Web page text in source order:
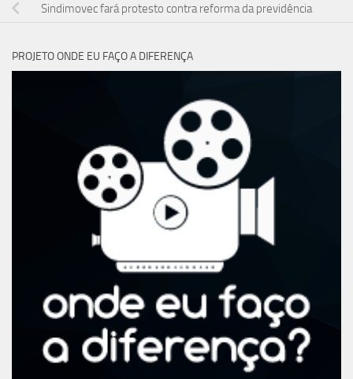
Sindimovec fará protesto contra reforma da previdência
PROJETO ONDE EU FAÇO A DIFERENÇA